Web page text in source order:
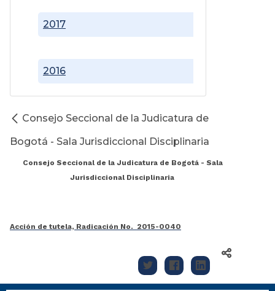
2016
2017
Consejo Seccional de la Judicatura de
Bogotá - Sala Jurisdiccional Disciplinaria
Consejo Seccional de la Judicatura de Bogotá - Sala
Jurisdiccional Disciplinaria
Acción de tutela, Radicación No. 2015-0040